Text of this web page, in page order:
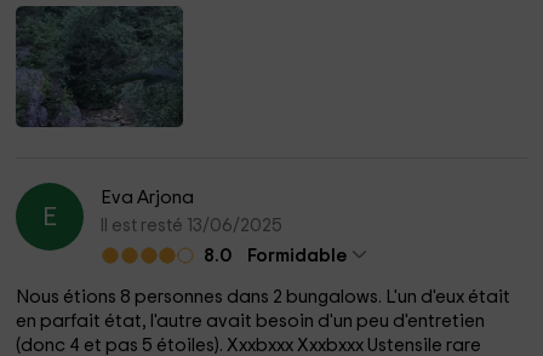
E
Eva Arjona
Il est resté 13/06/2025
8.0
Formidable
Nous étions 8 personnes dans 2 bungalows. L'un d'eux était
en parfait état, l'autre avait besoin d'un peu d'entretien
(donc 4 et pas 5 étoiles). Xxxbxxx Xxxbxxx Ustensile rare